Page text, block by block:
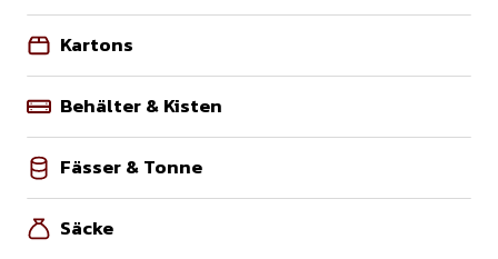
Kartons
Behälter & Kisten
Fässer & Tonne
Säcke